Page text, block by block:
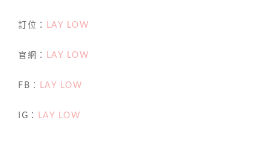
訂位： LAY LOW
官網： LAY LOW
FB： LAY LOW
IG： LAY LOW